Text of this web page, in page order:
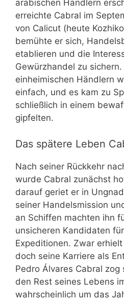
arabischen Händlern
erreichte Cabral im
von Calicut (heute
bemühte er sich,
etablieren und die
Gewürzhandel zu
einheimischen Händlern
einfach, und es kam zu
schließlich in einem
gipfelten.
Das spätere Leben
Nach seiner Rückkehr
wurde Cabral zunächst
darauf geriet er in
seiner Handelsmission
an Schiffen machten ihn
unsicheren Kandidaten
Expeditionen. Zwar
doch seine Karriere als
Pedro Álvares Cabral
den Rest seines Lebens
wahrscheinlich um das